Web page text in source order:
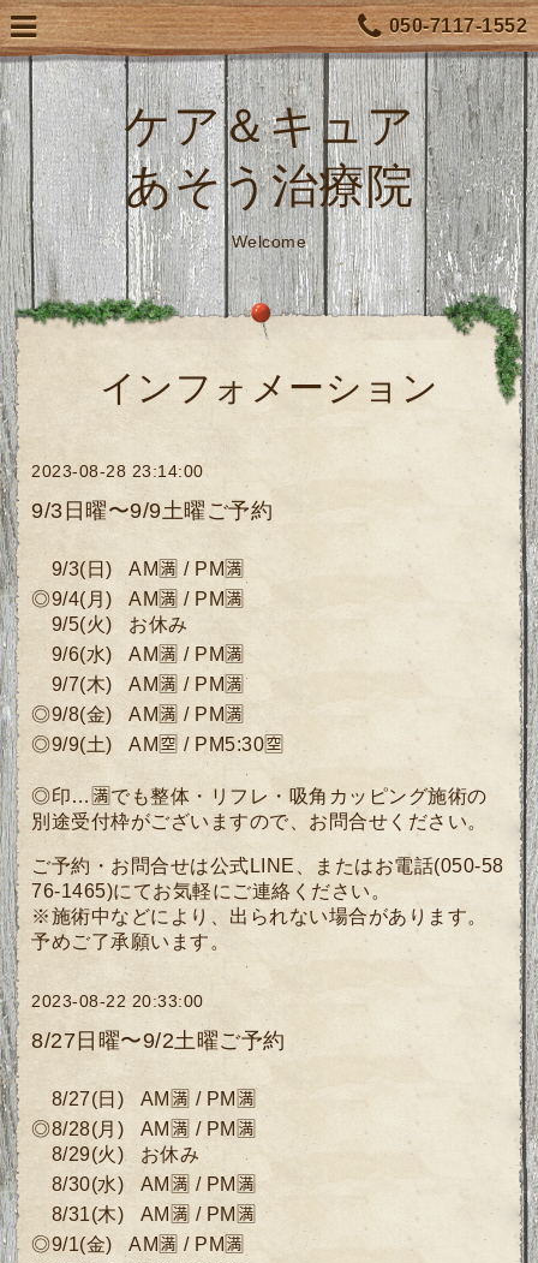
050-7117-1552
ケア＆キュア
あそう治療院
Welcome
インフォメーション
2023-08-28 23:14:00
9/3日曜〜9/9土曜ご予約
9/3( 日)AM🈵 / PM🈵
◎9/4(月)AM🈵 / PM🈵
9/5(火) お休み
9/6(水)
AM🈵 / PM🈵
9/7(木)AM🈵 / PM🈵
◎9/8(金)AM🈵 / PM🈵
◎9/9(土)AM🈳 / PM5:30🈳
◎印…🈵でも整体・リフレ・吸角カッピング施術の
別途受付枠がございますので、 お問合せください。
ご予約・お問合せは公式LINE、またはお電話(050-58
76-1465)にてお気軽にご連絡ください。
※施術中などにより、出られない場合があります。
予めご了承願います。
2023-08-22 20:33:00
8/27日曜〜9/2土曜ご予約
8/27(日) AM🈵 / PM🈵
◎8/28(月 ) AM🈵 / PM🈵
8/29(火) お休み
8/30(水)
AM🈵 / PM🈵
8/31(木) AM🈵 / PM🈵
◎9/1(金)AM🈵 / PM🈵